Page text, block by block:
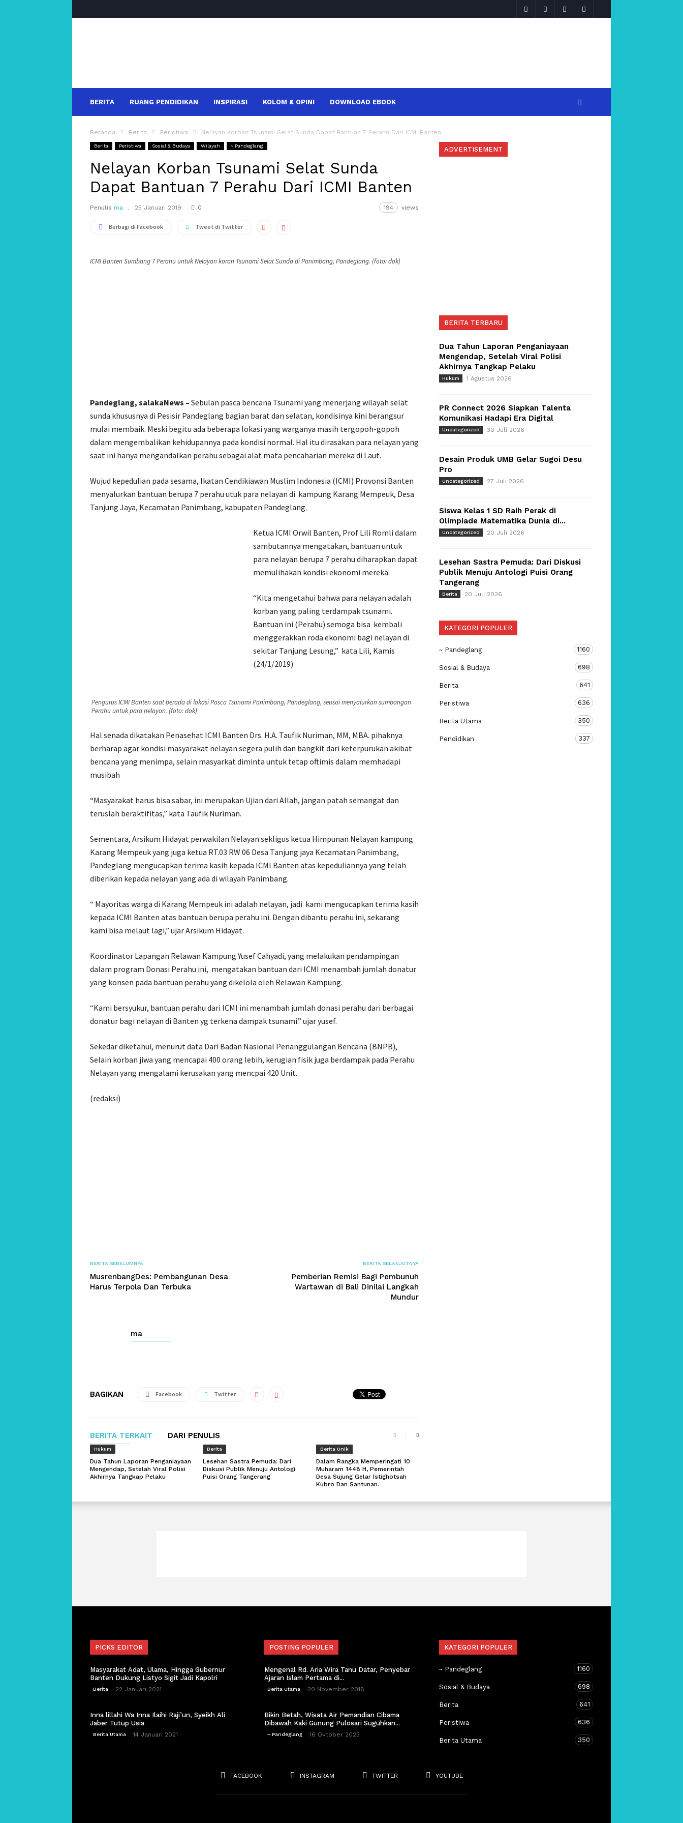
BERITA RUANG PENDIDIKAN INSPIRASI KOLOM & OPINI DOWNLOAD EBOOK
Beranda Berita Peristiwa Nelayan Korban Tsunami Selat Sunda Dapat Bantuan 7 Perahu Dari ICMI Banten
Berita Peristiwa Sosial & Budaya Wilayah ~ Pandeglang
Nelayan Korban Tsunami Selat Sunda
Dapat Bantuan 7 Perahu Dari ICMI Banten
Penulis ma 25 Januari 2019 0 194 views
Berbagi di Facebook Tweet di Twitter
ICMI Banten Sumbang 7 Perahu untuk Nelayan koran Tsunami Selat Sunda di Panimbang, Pandeglang. (foto: dok)
Pandeglang, salakaNews – Sebulan pasca bencana Tsunami yang menerjang wilayah selat
sunda khususnya di Pesisir Pandeglang bagian barat dan selatan, kondisinya kini berangsur
mulai membaik. Meski begitu ada beberapa lokasi yang warganya masih tergopoh-gopoh
dalam mengembalikan kehidupannya pada kondisi normal. Hal itu dirasakan para nelayan yang
saat ini hanya mengandalkan perahu sebagai alat mata pencaharian mereka di Laut.
Wujud kepedulian pada sesama, Ikatan Cendikiawan Muslim Indonesia (ICMI) Provonsi Banten
menyalurkan bantuan berupa 7 perahu utuk para nelayan di kampung Karang Mempeuk, Desa
Tanjung Jaya, Kecamatan Panimbang, kabupaten Pandeglang.
Ketua ICMI Orwil Banten, Prof Lili Romli dalam
sambutannya mengatakan, bantuan untuk
para nelayan berupa 7 perahu diharapkan dapat
memulihakan kondisi ekonomi mereka.
“Kita mengetahui bahwa para nelayan adalah
korban yang paling terdampak tsunami.
Bantuan ini (Perahu) semoga bisa kembali
menggerakkan roda ekonomi bagi nelayan di
sekitar Tanjung Lesung,” kata Lili, Kamis
(24/1/2019)
Pengurus ICMI Banten saat berada di lokasi Pasca Tsunami Panimbang, Pandeglang, seusai menyalurkan sumbangan
Perahu untuk para nelayan. (foto: dok)
Hal senada dikatakan Penasehat ICMI Banten Drs. H.A. Taufik Nuriman, MM, MBA. pihaknya
berharap agar kondisi masyarakat nelayan segera pulih dan bangkit dari keterpurukan akibat
bencana yang menimpa, selain masyarkat diminta untuk tetap oftimis dalam memhadapi
musibah
“Masyarakat harus bisa sabar, ini merupakan Ujian dari Allah, jangan patah semangat dan
teruslah beraktifitas,” kata Taufik Nuriman.
Sementara, Arsikum Hidayat perwakilan Nelayan sekligus ketua Himpunan Nelayan kampung
Karang Mempeuk yang juga ketua RT.03 RW 06 Desa Tanjung jaya Kecamatan Panimbang,
Pandeglang mengucapkan terima kasih kepada ICMI Banten atas kepeduliannya yang telah
diberikan kepada nelayan yang ada di wilayah Panimbang.
“ Mayoritas warga di Karang Mempeuk ini adalah nelayan, jadi kami mengucapkan terima kasih
kepada ICMI Banten atas bantuan berupa perahu ini. Dengan dibantu perahu ini, sekarang
kami bisa melaut lagi,” ujar Arsikum Hidayat.
Koordinator Lapangan Relawan Kampung Yusef Cahyadi, yang melakukan pendampingan
dalam program Donasi Perahu ini, mengatakan bantuan dari ICMI menambah jumlah donatur
yang konsen pada bantuan perahu yang dikelola oleh Relawan Kampung.
“Kami bersyukur, bantuan perahu dari ICMI ini menambah jumlah donasi perahu dari berbagai
donatur bagi nelayan di Banten yg terkena dampak tsunami.” ujar yusef.
Sekedar diketahui, menurut data Dari Badan Nasional Penanggulangan Bencana (BNPB),
Selain korban jiwa yang mencapai 400 orang lebih, kerugian fisik juga berdampak pada Perahu
Nelayan yang mengalami kerusakan yang mencpai 420 Unit.
(redaksi)
BERITA SEBELUMNYA
MusrenbangDes: Pembangunan Desa
Harus Terpola Dan Terbuka
BERITA SELANJUTNYA
Pemberian Remisi Bagi Pembunuh
Wartawan di Bali Dinilai Langkah
Mundur
ma
BAGIKAN Facebook Twitter
BERITA TERKAIT DARI PENULIS
Hukum
Dua Tahun Laporan Penganiayaan
Mengendap, Setelah Viral Polisi
Akhirnya Tangkap Pelaku
Berita
Lesehan Sastra Pemuda: Dari
Diskusi Publik Menuju Antologi
Puisi Orang Tangerang
Berita Unik
Dalam Rangka Memperingati 10
Muharam 1448 H, Pemerintah
Desa Sujung Gelar Istighotsah
Kubro Dan Santunan.
ADVERTISEMENT
BERITA TERBARU
Dua Tahun Laporan Penganiayaan
Mengendap, Setelah Viral Polisi
Akhirnya Tangkap Pelaku
Hukum 1 Agustus 2026
PR Connect 2026 Siapkan Talenta
Komunikasi Hadapi Era Digital
Uncategorized 30 Juli 2026
Desain Produk UMB Gelar Sugoi Desu
Pro
Uncategorized 27 Juli 2026
Siswa Kelas 1 SD Raih Perak di
Olimpiade Matematika Dunia di...
Uncategorized 20 Juli 2026
Lesehan Sastra Pemuda: Dari Diskusi
Publik Menuju Antologi Puisi Orang
Tangerang
Berita 20 Juli 2026
KATEGORI POPULER
~ Pandeglang 1160
Sosial & Budaya 698
Berita 641
Peristiwa 636
Berita Utama 350
Pendidikan 337
PICKS EDITOR
Masyarakat Adat, Ulama, Hingga Gubernur
Banten Dukung Listyo Sigit Jadi Kapolri
Berita 22 Januari 2021
Inna lillahi Wa Inna Ilaihi Raji’un, Syeikh Ali
Jaber Tutup Usia
Berita Utama 14 Januari 2021
POSTING POPULER
Mengenal Rd. Aria Wira Tanu Datar, Penyebar
Ajaran Islam Pertama di...
Berita Utama 20 November 2018
Bikin Betah, Wisata Air Pemandian Cibama
Dibawah Kaki Gunung Pulosari Suguhkan...
~ Pandeglang 16 Oktober 2023
KATEGORI POPULER
~ Pandeglang 1160
Sosial & Budaya 698
Berita 641
Peristiwa 636
Berita Utama 350
FACEBOOK INSTAGRAM TWITTER YOUTUBE